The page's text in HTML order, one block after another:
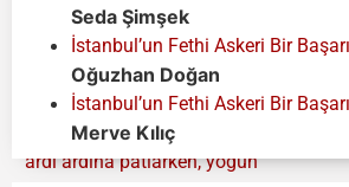
Seda Şimşek
İstanbul’un Fethi Askeri Bir
Oğuzhan Doğan
İstanbul’un Fethi Askeri Bir
Merve Kılıç